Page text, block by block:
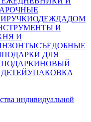
РУЧКИОДЕЖДАДОМ
И
И
ЗОНТЫСЪЕДОБНЫЕ
ПОДАРКИ ДЛЯ
НОВЫЙ
УПАКОВКА
индивидуальной